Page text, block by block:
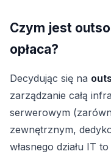
Czym jest
opłaca?
Decydując się na
zarządzanie całą
serwerowym
zewnętrznym,
własnego działu IT